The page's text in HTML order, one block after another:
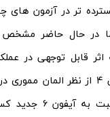
تر در آزمون های
در حال حاضر
اثر قابل توجهی در
گرچه این آیپد مینی ۴ از نظر
امتیاز کمتری را